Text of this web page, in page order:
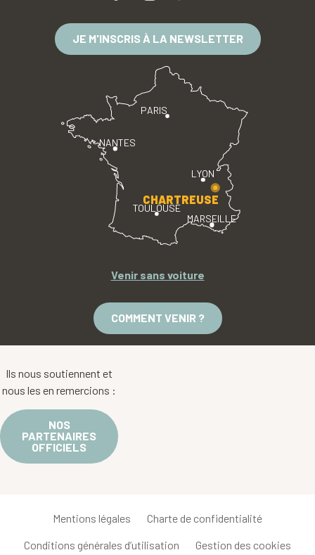
JE M'INSCRIS À LA NEWSLETTER
PARIS
LYON
TOULOUSE
MARSEILLE
NANTES
CHARTREUSE
Venir sans voiture
COMMENT VENIR ?
Ils nous soutiennent et
nous les en remercions :
NOS
PARTENAIRES
OFFICIELS
Mentions légales Charte de confidentialité
Conditions générales d’utilisation Gestion des cookies